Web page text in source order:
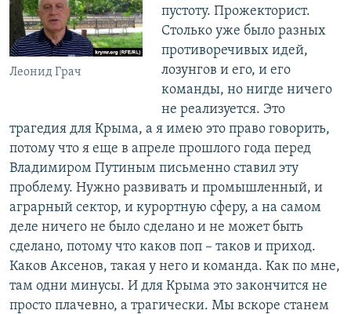
Леонид Грач
пустоту. Прожекторист.
Столько уже было разных
противоречивых идей,
лозунгов и его, и его
команды, но нигде ничего
не реализуется. Это
трагедия для Крыма, а я имею это право говорить,
потому что я еще в апреле прошлого года перед
Владимиром Путиным письменно ставил эту
проблему. Нужно развивать и промышленный, и
аграрный сектор, и курортную сферу, а на самом
деле ничего не было сделано и не может быть
сделано, потому что каков поп – таков и приход.
Каков Аксенов, такая у него и команда. Как по мне,
там одни минусы. И для Крыма это закончится не
просто плачевно, а трагически. Мы вскоре станем